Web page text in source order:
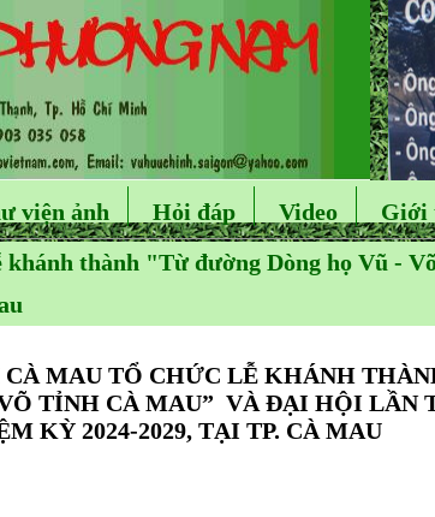
viện ảnh Hỏi đáp Video
Giới
khánh thành "Từ đường Dòng họ Vũ -
MAU TỔ CHỨC LỄ KHÁNH
TỈNH CÀ MAU” VÀ ĐẠI HỘI LẦN
KỲ 2024-2029, TẠI TP. CÀ MAU